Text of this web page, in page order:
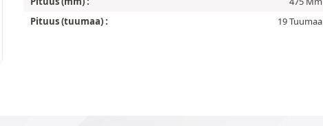
Pituus (tuumaa) :
19 Tuumaa